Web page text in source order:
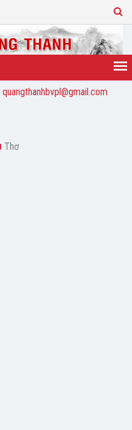
quangthanhbvpl@gmail.com
Thơ